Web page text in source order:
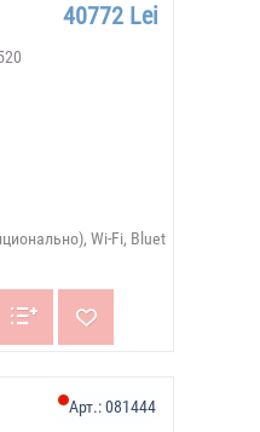
40772 Lei
Wi-Fi, Bluet
Арт.:081444